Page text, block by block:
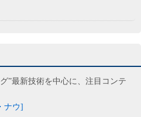
”最新技術を中心に、注目コンテ
ナウ]